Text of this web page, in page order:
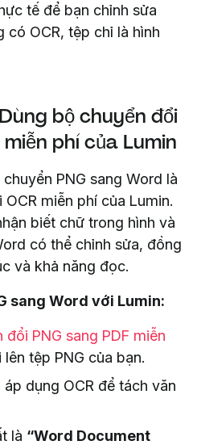
tế để bạn chỉnh sửa
có OCR, tệp chỉ là hình
bộ chuyển đổi
phí của Lumin
PNG sang Word là
miễn phí của Lumin.
biết chữ trong hình và
có thể chỉnh sửa, đồng
và khả năng đọc.
sang Word với Lumin:
đổi PNG sang PDF miễn
tệp PNG của bạn.
dụng OCR để tách văn
là “Word Document